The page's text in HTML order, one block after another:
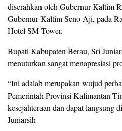
diserahkan oleh Gubernur Kaltim
Gubernur Kaltim Seno Aji, pada
Hotel SM Tower.
Bupati Kabupaten Berau, Sri
menuturkan sangat menapresiasi
“Ini adalah merupakan wujud
Pemerintah Provinsi Kalimantan
kesejahteraan dan dapat langsung
Juniarsih